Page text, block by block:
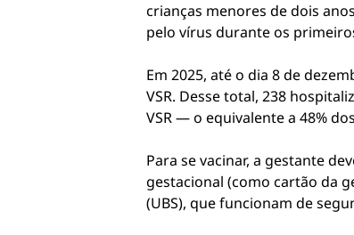
crianças menores de dois
pelo vírus durante os
Em 2025, até o dia 8 de
VSR. Desse total, 238
VSR — o equivalente a 48%
Para se vacinar, a gestante
gestacional (como cartão da
(UBS), que funcionam de